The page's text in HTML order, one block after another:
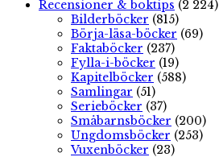
Recensioner & boktips (2 224)
Bilderböcker (815)
Börja-läsa-böcker (69)
Faktaböcker (237)
Fylla-i-böcker (19)
Kapitelböcker (588)
Samlingar (51)
Serieböcker (37)
Småbarnsböcker (200)
Ungdomsböcker (253)
Vuxenböcker (23)